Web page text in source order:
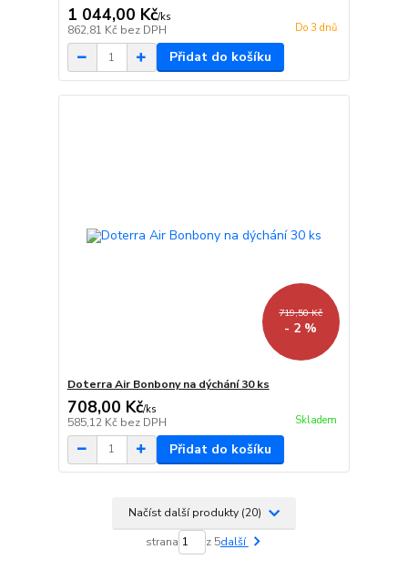
1 044,00 Kč/ks
862,81 Kč bez DPH Do 3 dnů
Přidat do košíku
719,50 Kč
- 2 %
Doterra Air Bonbony na dýchání 30 ks
708,00 Kč/ks
585,12 Kč bez DPH Skladem
Přidat do košíku
Načíst další produkty (20)
strana z 5další